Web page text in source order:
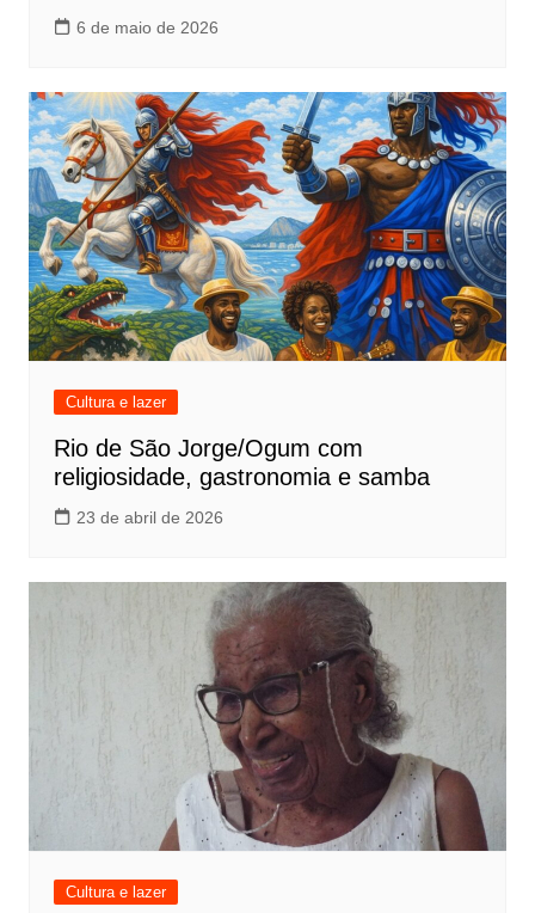
6 de maio de 2026
Cultura e lazer
Rio de São Jorge/Ogum com
religiosidade, gastronomia e samba
23 de abril de 2026
Cultura e lazer